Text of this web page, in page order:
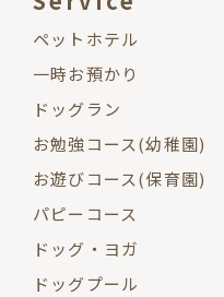
ペットホテル
一時お預かり
ドッグラン
お勉強コース(幼稚園)
お遊びコース(保育園)
パピーコース
ドッグ・ヨガ
ドッグプール